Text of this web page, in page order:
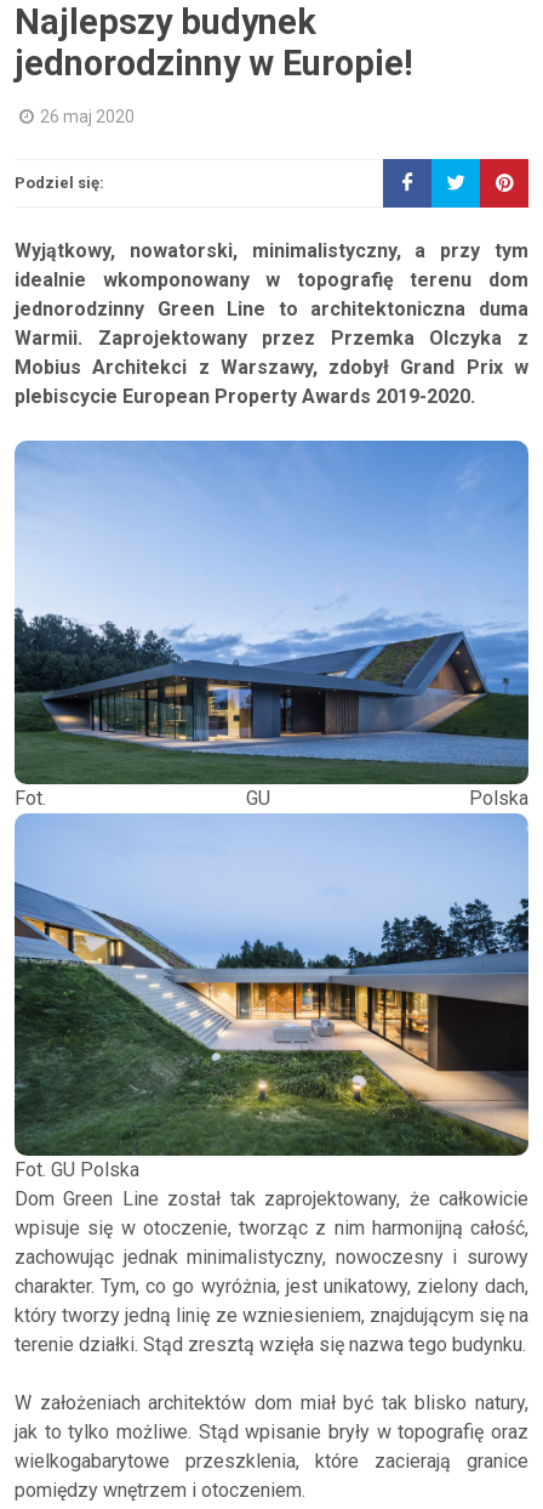
Najlepszy budynek
jednorodzinny w Europie!
26 maj 2020
Podziel się:
Wyjątkowy, nowatorski, minimalistyczny, a przy tym
idealnie wkomponowany w topografię terenu dom
jednorodzinny Green Line to architektoniczna duma
Warmii. Zaprojektowany przez Przemka Olczyka z
Mobius Architekci z Warszawy, zdobył Grand Prix w
plebiscycie European Property Awards 2019-2020.
Fot. GU Polska
Fot. GU Polska
Dom Green Line został tak zaprojektowany, że całkowicie
wpisuje się w otoczenie, tworząc z nim harmonijną całość,
zachowując jednak minimalistyczny, nowoczesny i surowy
charakter. Tym, co go wyróżnia, jest unikatowy, zielony dach,
który tworzy jedną linię ze wzniesieniem, znajdującym się na
terenie działki. Stąd zresztą wzięła się nazwa tego budynku.
W założeniach architektów dom miał być tak blisko natury,
jak to tylko możliwe. Stąd wpisanie bryły w topografię oraz
wielkogabarytowe przeszklenia, które zacierają granice
pomiędzy wnętrzem i otoczeniem.